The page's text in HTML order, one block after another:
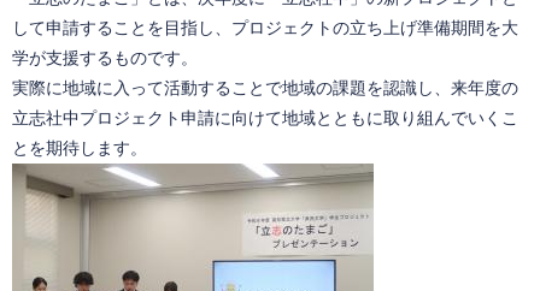
して申請することを目指し、プロジェクトの立ち上げ準備期間を大
学が支援するものです。
実際に地域に入って活動することで地域の課題を認識し、来年度の
立志社中プロジェクト申請に向けて地域とともに取り組んでいくこ
とを期待します。